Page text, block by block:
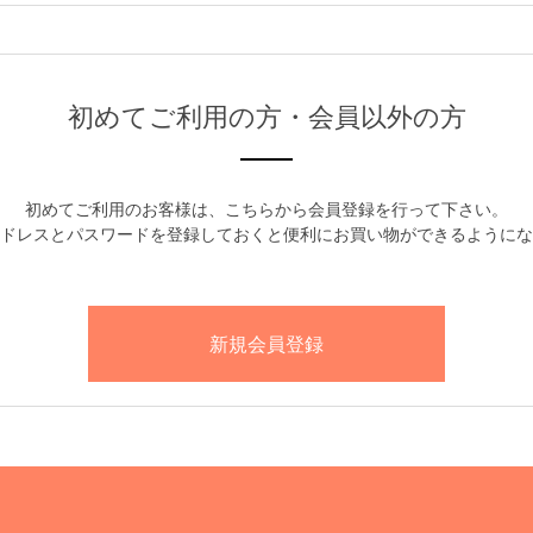
初めてご利用の方・会員以外の方
初めてご利用のお客様は、こちらから会員登録を行って下さい。
レスとパスワードを登録しておくと便利にお買い物ができるように